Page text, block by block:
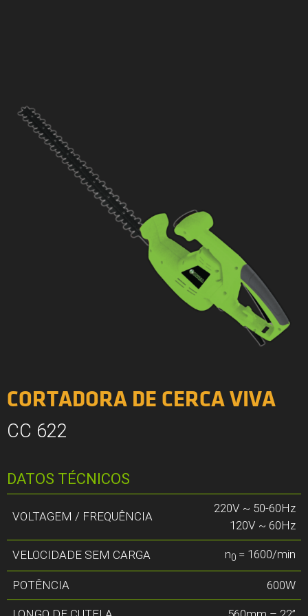
CORTADORA DE CERCA VIVA
CC 622
DATOS TÉCNICOS
VOLTAGEM / FREQUÊNCIA
220V ~ 50-60Hz
120V ~ 60Hz
VELOCIDADE SEM CARGA n0 = 1600/min
POTÊNCIA 600W